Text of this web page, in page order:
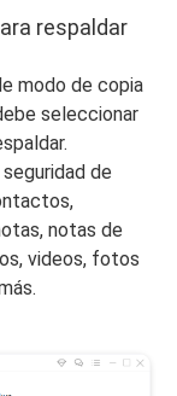
respaldar
modo de copia
seleccionar
de
notas de
videos, fotos